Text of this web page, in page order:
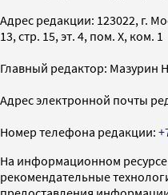
Адрес редакции: 123022, г.
13, стр. 15, эт. 4, пом. X, ком. 1
Главный редактор: Мазурин
Адрес электронной почты
Номер телефона редакции:
На информационном
рекомендательные